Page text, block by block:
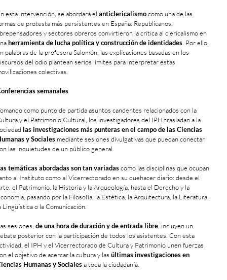
esta intervención, se abordará el anticlericalismocomo una de las
de protesta más persistentes en España. Republicanos,
y sectores obreros convirtieron la crítica al clericalismo en
herramienta de lucha política y construcción de identidades . Por ello,
palabras de la profesora Salomón, las explicaciones basadas en los
del odio plantean serios límites para interpretar estas
colectivas.
semanales
como punto de partida asuntos candentes relacionados con la
y el Patrimonio Cultural, los investigadores del IPH trasladan a la
las investigaciones más punteras en el campo de las Ciencias
y Sociales mediante sesiones divulgativas que puedan conectar
las inquietudes de un público general.
temáticas abordadas son tan variadascomo las disciplinas que ocupan
al Instituto como al Vicerrectorado en su quehacer diario: desde el
el Patrimonio, la Historia y la Arqueología, hasta el Derecho y la
pasando por la Filosofía, la Estética, la Arquitectura, la Literatura,
Lingüística o la Comunicación.
sesiones, de una hora de duración y de entrada libre , incluyen un
posterior con la participación de todos los asistentes. Con esta
el IPH y el Vicerrectorado de Cultura y Patrimonio unen fuerzas
el objetivo de acercar la cultura y las últimas investigaciones en
Humanas y Socialesa toda la ciudadanía.